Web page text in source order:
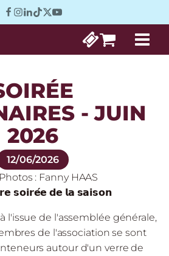
- JUIN
2026
12/06/2026
: Fanny HAAS
𝘀𝗼𝗶𝗿𝗲́𝗲 𝗱𝗲 𝗹𝗮 𝘀𝗮𝗶𝘀𝗼𝗻
l'issue de l'assemblée générale,
de l'association se sont
autour d'un verre de